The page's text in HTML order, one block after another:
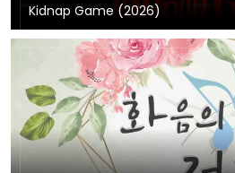
Kidnap Game (2026)